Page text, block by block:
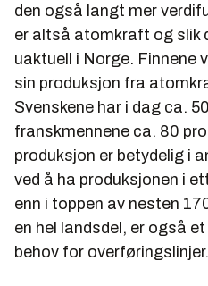
den også langt mer
er altså atomkraft og slik
uaktuell i Norge. Finnene
sin produksjon fra
Svenskene har i dag ca.
franskmennene ca. 80
produksjon er betydelig i
ved å ha produksjonen i
enn i toppen av nesten
en hel landsdel, er også
behov for overføringslinjer.